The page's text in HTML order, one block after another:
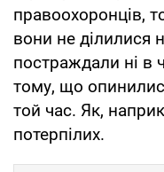
правоохоронців,
вони не ділилися
постраждали ні в
тому, що
той час. Як,
потерпілих.